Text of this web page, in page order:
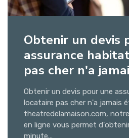
Obtenir un devis
assurance
pas cher n'a
Obtenir un devis pour une
locataire pas cher n'a jamais
theatredelamaison.com,
en ligne vous permet
minute...